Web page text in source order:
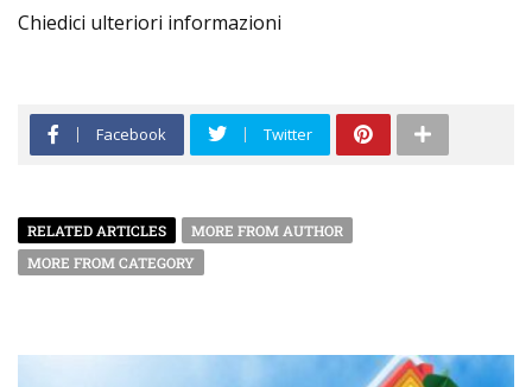
Chiedici ulteriori informazioni
Facebook Twitter
RELATED ARTICLES
MORE FROM AUTHOR
MORE FROM CATEGORY